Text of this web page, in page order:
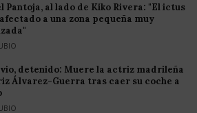
Pantoja, al lado de Kiko Rivera: "El ictus
a una zona pequeña muy
detenido: Muere la actriz madrileña
Álvarez-Guerra tras caer su coche a